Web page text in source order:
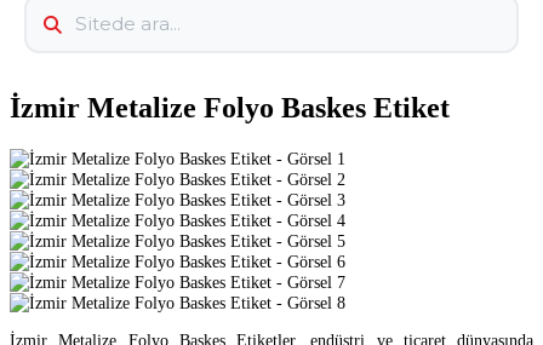
İzmir Metalize Folyo Baskes Etiket
İzmir Metalize Folyo Baskes Etiketler, endüstri ve ticaret dünyasında